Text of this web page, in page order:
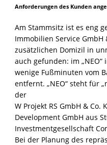
Anforderungen des Kunden
Am Stammsitz ist es eng
Immobilien Service GmbH
zusätzlichen Domizil in
auch gefunden: im
wenige Fußminuten vom
entfernt. „NEO“ steht für
der
W Projekt RS GmbH & Co.
Development GmbH aus
Investmentgesellschaft
Bei der Planung des